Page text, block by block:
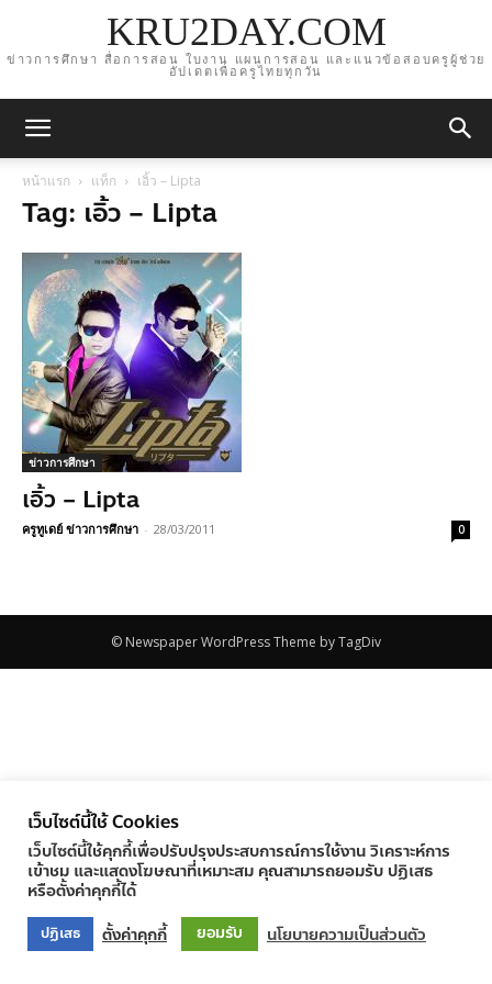
KRU2DAY.COM
ข่าวการศึกษา สื่อการสอน ใบงาน แผนการสอน และแนวข้อสอบครูผู้ช่วย
อัปเดตเพื่อครูไทยทุกวัน
หน้าแรก แท็ก เอิ้ว – Lipta
Tag: เอิ้ว – Lipta
ข่าวการศึกษา
เอิ้ว – Lipta
ครูทูเดย์ ข่าวการศึกษา - 28/03/2011 0
© Newspaper WordPress Theme by TagDiv
เว็บไซต์นี้ใช้ Cookies
เว็บไซต์นี้ใช้คุกกี้เพื่อปรับปรุงประสบการณ์การใช้งาน วิเคราะห์การ
เข้าชม และแสดงโฆษณาที่เหมาะสม คุณสามารถยอมรับ ปฏิเสธ
หรือตั้งค่าคุกกี้ได้
ปฏิเสธ ตั้งค่าคุกกี้ ยอมรับ นโยบายความเป็นส่วนตัว